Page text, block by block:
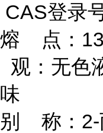
CAS登录
熔 点
观：无色
味
别 称